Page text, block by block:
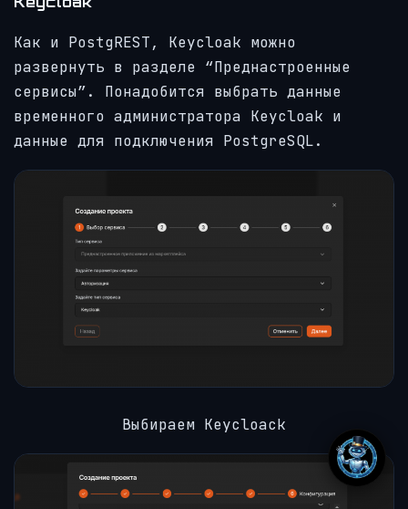
Как и PostgREST, Keycloak можно
развернуть в разделе “Преднастроенные
сервисы”. Понадобится выбрать данные
временного администратора Keycloak и
данные для подключения PostgreSQL.
Выбираем Keycloack